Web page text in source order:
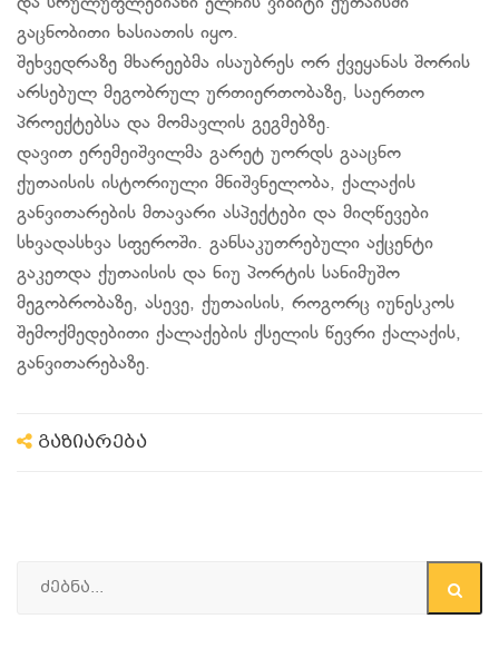
გაცნობითი ხასიათის იყო.
შეხვედრაზე მხარეებმა ისაუბრეს ორ ქვეყანას შორის
არსებულ მეგობრულ ურთიერთობაზე, საერთო
პროექტებსა და მომავლის გეგმებზე.
დავით ერემეიშვილმა გარეტ უორდს გააცნო
ქუთაისის ისტორიული მნიშვნელობა, ქალაქის
განვითარების მთავარი ასპექტები და მიღწევები
სხვადასხვა სფეროში. განსაკუთრებული აქცენტი
გაკეთდა ქუთაისის და ნიუ პორტის სანიმუშო
მეგობრობაზე, ასევე, ქუთაისის, როგორც იუნესკოს
შემოქმედებითი ქალაქების ქსელის წევრი ქალაქის,
განვითარებაზე.
გაზიარება